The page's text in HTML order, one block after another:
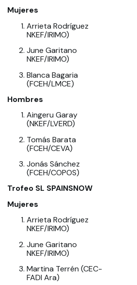
Mujeres
Arrieta Rodríguez
NKEF/IRIMO)
June Garitano
NKEF/IRIMO)
Blanca Bagaria
(FCEH/LMCE)
Hombres
Aingeru Garay
(NKEF/LVERD)
Tomás Barata
(FCEH/CEVA)
Jonás Sánchez
(FCEH/COPOS)
Trofeo SL SPAINSNOW
Mujeres
Arrieta Rodríguez
NKEF/IRIMO)
June Garitano
NKEF/IRIMO)
Martina Terrén (CEC-
FADI Ara)